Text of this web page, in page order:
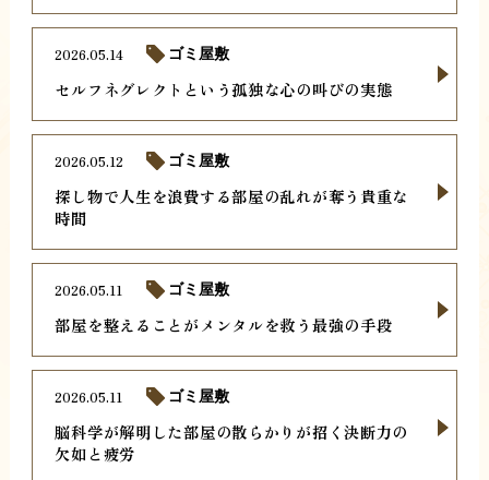
セルフネグレクトという孤独な心の叫びの実態
2026.05.14 ゴミ屋敷
探し物で人生を浪費する部屋の乱れが奪う貴重な
時間
2026.05.12 ゴミ屋敷
部屋を整えることがメンタルを救う最強の手段
2026.05.11 ゴミ屋敷
脳科学が解明した部屋の散らかりが招く決断力の
欠如と疲労
2026.05.11 ゴミ屋敷